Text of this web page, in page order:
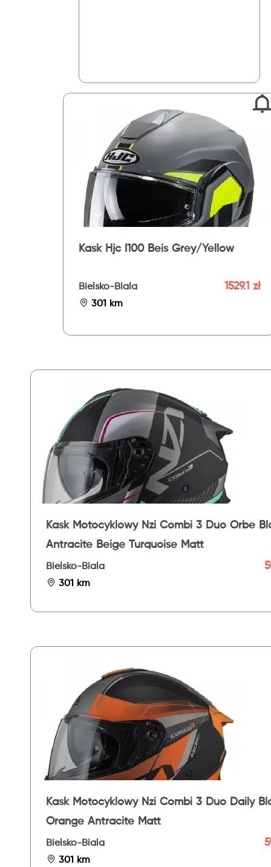
Kask Hjc I100 Beis Grey/Yellow
Bielsko-Biala
301 km
1529.1 zł
Kask Motocyklowy Nzi Combi 3 Duo Orbe
Antracite Beige Turquoise Matt
Bielsko-Biala
301 km
Kask Motocyklowy Nzi Combi 3 Duo Daily
Orange Antracite Matt
Bielsko-Biala
301 km